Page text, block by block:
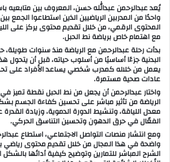
يُعد عبدالرحمن عبدالله حسن، المعروف بين متابعيه
واحدًا من المدربين الرياضيين الذين استطاعوا الجمع
المحتوى الرقمي، من خلال تقديم محتوى يركز على
مع اهتمام خاص برياضة نط الحبل.
بدأت رحلة عبدالرحمن مع الرياضة منذ سنوات طويلة،
البدنية جزءًا أساسيًا من أسلوب حياته، قبل أن يتحول
يعمل من خلاله كمدرب شخصي يساعد الأفراد على
عادات صحية مستمرة.
واختار عبدالرحمن أن يجعل من نط الحبل نقطة تميز
الرياضة من تأثير مباشر على تحسين كفاءة الجسم
معدل اللياقة، وتنشيط الدورة الدموية، وزيادة
الفعّال في حرق الدهون وتحسين التناسق الحركي.
ومع انتشار منصات التواصل الاجتماعي، استطاع
واضحة في هذا المجال من خلال تقديم محتوى
الشرح المباشر للتمارين وتوضيح كيفية أدائها